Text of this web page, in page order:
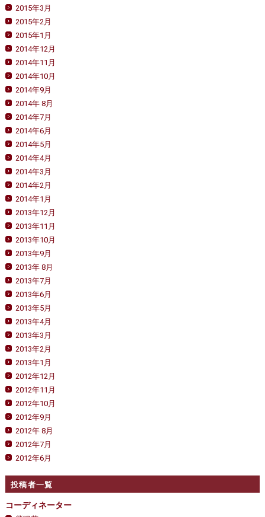
2015年3月
2015年2月
2015年1月
2014年12月
2014年11月
2014年10月
2014年9月
2014年 8月
2014年7月
2014年6月
2014年5月
2014年4月
2014年3月
2014年2月
2014年1月
2013年12月
2013年11月
2013年10月
2013年9月
2013年 8月
2013年7月
2013年6月
2013年5月
2013年4月
2013年3月
2013年2月
2013年1月
2012年12月
2012年11月
2012年10月
2012年9月
2012年 8月
2012年7月
2012年6月
投稿者一覧
コーディネーター